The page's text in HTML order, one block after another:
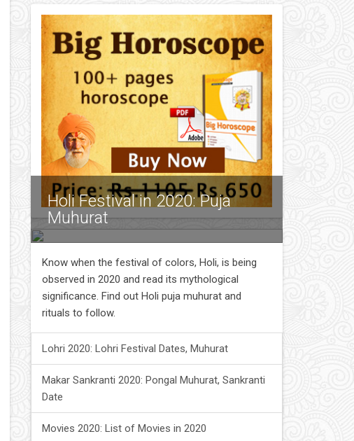
Holi Festival in 2020: Puja
Muhurat
Know when the festival of colors, Holi, is being
observed in 2020 and read its mythological
significance. Find out Holi puja muhurat and
rituals to follow.
Lohri 2020: Lohri Festival Dates, Muhurat
Makar Sankranti 2020: Pongal Muhurat, Sankranti
Date
Movies 2020: List of Movies in 2020